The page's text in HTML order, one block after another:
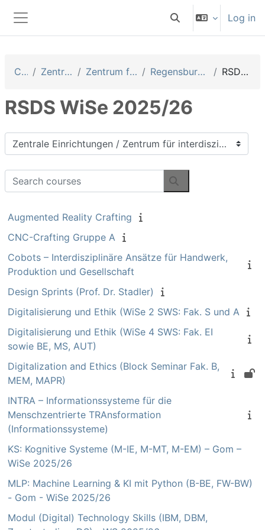
Side panel
Toggle search input
Log in
Courses Zentrale Einrichtungen Zentrum für interdisziplinäre Lehre Regensburg School of Digital Sciences RSDS WiSe 2025/26
RSDS WiSe 2025/26
Course categories
Search courses
Search courses
Augmented Reality Crafting
CNC-Crafting Gruppe A
Cobots – Interdisziplinäre Ansätze für Handwerk,
Produktion und Gesellschaft
Design Sprints (Prof. Dr. Stadler)
Digitalisierung und Ethik (WiSe 2 SWS: Fak. S und A
Digitalisierung und Ethik (WiSe 4 SWS: Fak. EI
sowie BE, MS, AUT)
Digitalization and Ethics (Block Seminar Fak. B,
MEM, MAPR)
INTRA – Informationssysteme für die
Menschzentrierte TRAnsformation
(Informationssysteme)
KS: Kognitive Systeme (M-IE, M-MT, M-EM) – Gom –
WiSe 2025/26
MLP: Machine Learning & KI mit Python (B-BE, FW-BW)
- Gom - WiSe 2025/26
Modul (Digital) Technology Skills (IBM, DBM,